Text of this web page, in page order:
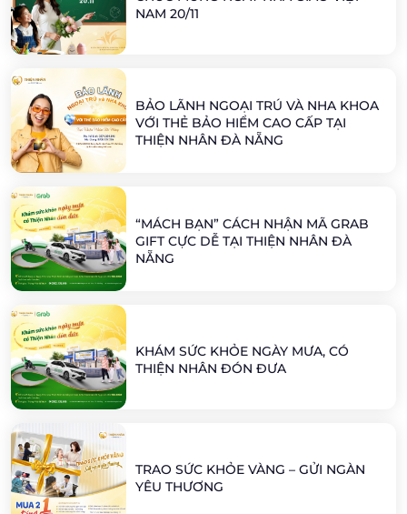
NAM 20/11
BẢO LÃNH NGOẠI TRÚ VÀ NHA KHOA
VỚI THẺ BẢO HIỂM CAO CẤP TẠI
THIỆN NHÂN ĐÀ NẴNG
“MÁCH BẠN” CÁCH NHẬN MÃ GRAB
GIFT CỰC DỄ TẠI THIỆN NHÂN ĐÀ
NẴNG
KHÁM SỨC KHỎE NGÀY MƯA, CÓ
THIỆN NHÂN ĐÓN ĐƯA
TRAO SỨC KHỎE VÀNG – GỬI NGÀN
YÊU THƯƠNG